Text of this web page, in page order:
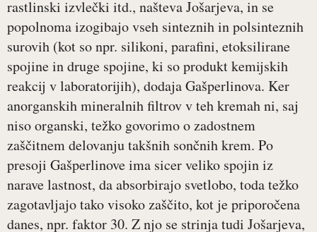
rastlinski izvlečki itd., našteva Jošarjeva, in se
popolnoma izogibajo vseh sinteznih in polsinteznih
surovih (kot so npr. silikoni, parafini, etoksilirane
spojine in druge spojine, ki so produkt kemijskih
reakcij v laboratorijih), dodaja Gašperlinova. Ker
anorganskih mineralnih filtrov v teh kremah ni, saj
niso organski, težko govorimo o zadostnem
zaščitnem delovanju takšnih sončnih krem. Po
presoji Gašperlinove ima sicer veliko spojin iz
narave lastnost, da absorbirajo svetlobo, toda težko
zagotavljajo tako visoko zaščito, kot je priporočena
danes, npr. faktor 30. Z njo se strinja tudi Jošarjeva,